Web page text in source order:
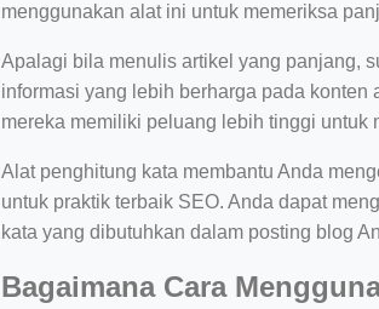
menggunakan alat ini untuk memeriksa
Apalagi bila menulis artikel yang panjang,
informasi yang lebih berharga pada
mereka memiliki peluang lebih tinggi untuk
Alat penghitung kata membantu Anda
untuk praktik terbaik SEO. Anda dapat
kata yang dibutuhkan dalam posting blog
Bagaimana Cara